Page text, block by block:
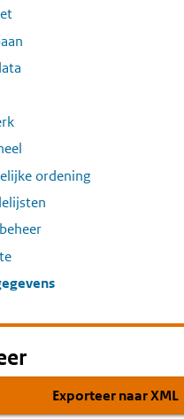
ordening
Exporteer naar XML